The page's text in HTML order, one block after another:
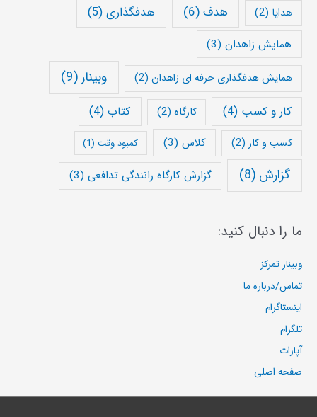
هدایا (2) هدف(6) هدفگذاری(5)
همایش زاهدان(3)
همایش هدفگذاری حرفه ای زاهدان(2) وبینار (9)
کار و کسب (4) کارگاه (2) کتاب(4)
کسب و کار (2) کلاس (3) کمبود وقت(1)
گزارش (8) گزارش کارگاه رانندگی تدافعی (3)
ما را دنبال کنید:
وبینار تمرکز
تماس/درباره ما
اینستاگرام
تلگرام
آپارات
صفحه اصلی